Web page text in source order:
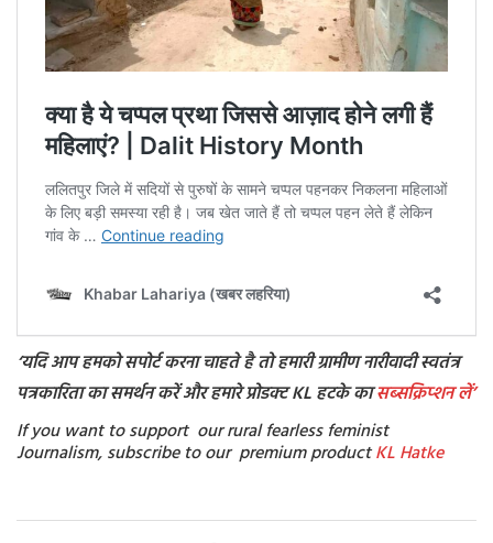
‘यदि आप हमको सपोर्ट करना चाहते है तो हमारी ग्रामीण नारीवादी स्वतंत्र
पत्रकारिता का समर्थन करें और हमारे प्रोडक्ट KL हटके कासब्सक्रिप्शनलें’
If you want to support our rural fearless feminist
Journalism, subscribe to our premium productKL Hatke